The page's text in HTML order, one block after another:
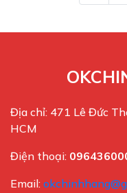
Địa chỉ: 471 Lê Đức
HCM
Điện thoại:
Email: